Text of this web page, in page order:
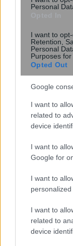
Personal
I want to
Retention,
Personal
Purposes for
Opted Out
Google
I want to
related to
device
I want to
Google for
I want to
personalized
I want to
related to
device
Σε ποιες
τα
, 15